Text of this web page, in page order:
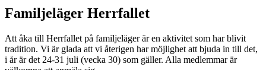
Familjeläger Herrfallet
Att åka till Herrfallet på familjeläger är en aktivitet som har blivit
tradition. Vi är glada att vi återigen har möjlighet att bjuda in till det,
i år är det 24-31 juli (vecka 30) som gäller. Alla medlemmar är